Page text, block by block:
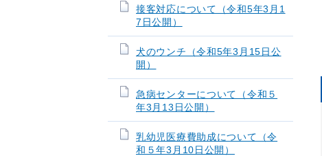
接客対応について（令和5年3月1
7日公開）
犬のウンチ（令和5年3月15日公
開）
急病センターについて（令和５
年3月13日公開）
乳幼児医療費助成について（令
和５年3月10日公開）